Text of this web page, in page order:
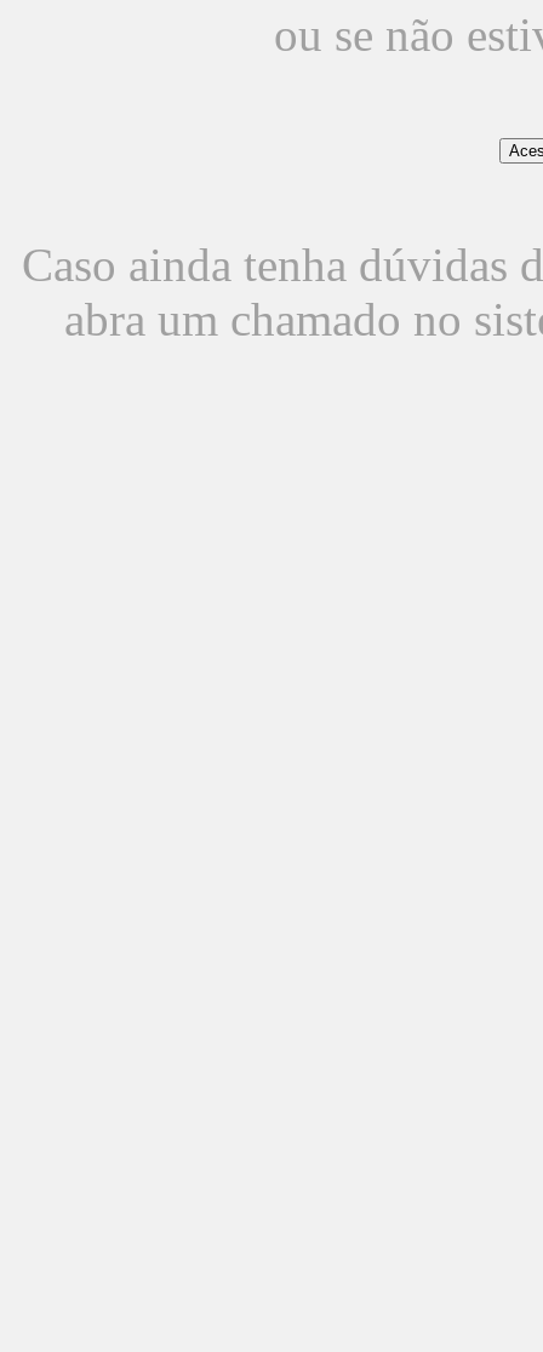
ou se não
Caso ainda tenha dúvidas
abra um chamado no